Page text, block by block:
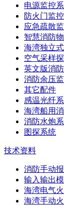
电源监控
防火门监
应急疏散
智慧消防
海湾独立
空气采样
英文版消
消防余压
其它配件
感温光纤
海湾船用
消防水炮
图探系统
技术资料
消防手动
输入输出
海湾电气
海湾手动